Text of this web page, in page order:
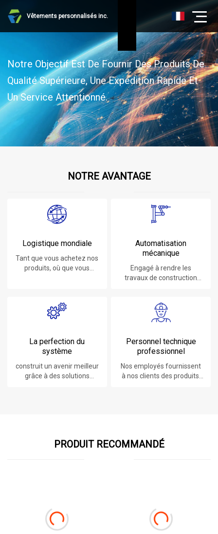
Vêtements personnalisés inc.
Notre Objectif Est De Fournir Des Produits De
Qualité Supérieure, Une Expédition Rapide Et
Un Service Attentionné.
NOTRE AVANTAGE
Logistique mondiale
Tant que vous achetez nos
produits, où que vous
Automatisation
mécanique
Engagé à rendre les
travaux de construction
La perfection du
système
construit un avenir meilleur
grâce à des solutions
Personnel technique
professionnel
Nos employés fournissent
à nos clients des produits,
PRODUIT RECOMMANDÉ